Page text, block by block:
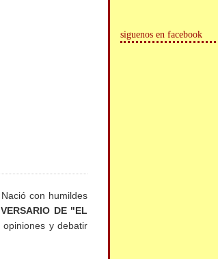
con humildes
DE "EL
y debatir
siguenos en facebook